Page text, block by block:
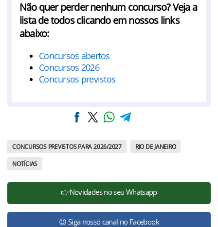
Não quer perder nenhum concurso? Veja a
lista de todos clicando em nossos links
abaixo:
Concursos abertos
Concursos 2026
Concursos previstos
CONCURSOS PREVISTOS PARA 2026/2027 RIO DE JANEIRO
NOTÍCIAS
👉Novidades no seu Whatsapp
😉 Siga nosso canal no Facebook